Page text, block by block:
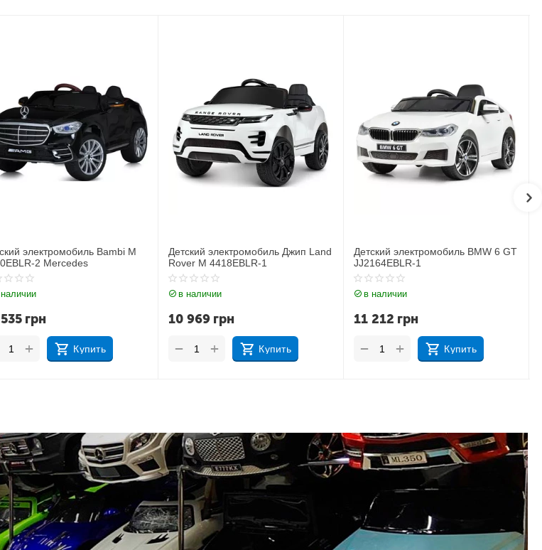
Детский электромобиль Джип Land
Rover M 4418EBLR-1
в наличии
10 969грн
Купить
−
Детский электромобиль BMW 6 GT
JJ2164EBLR-1
в наличии
11 212 грн
Купить
−
Детский электромобиль Джип
BMW X6M JJ2199EBLR-1
в наличии
17 183грн
Купить
−